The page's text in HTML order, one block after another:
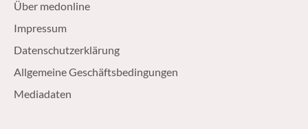
Über medonline
Impressum
Datenschutzerklärung
Allgemeine Geschäftsbedingungen
Mediadaten